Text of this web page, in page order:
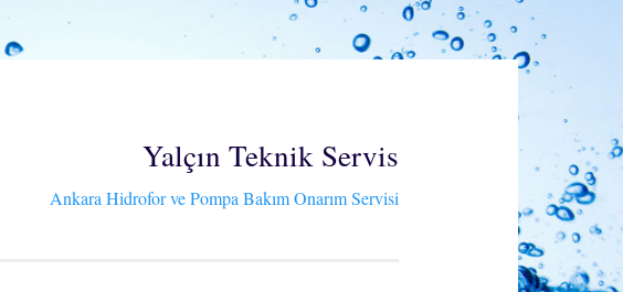
Yalçın Teknik Servis
Ankara Hidrofor ve Pompa Bakım Onarım Servisi